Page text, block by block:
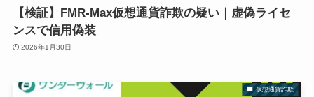
【検証】FMR-Max仮想通貨詐欺の疑い｜虚偽ライセ
ンスで信用偽装
2026年1月30日
仮想通貨詐欺